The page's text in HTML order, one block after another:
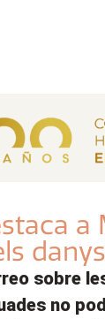
danys
sobre
no